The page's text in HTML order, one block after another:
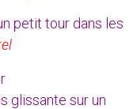
petit tour dans les
glissante sur un